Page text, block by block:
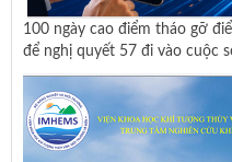
100 ngày cao điểm tháo gỡ
để nghị quyết 57 đi vào cuộc